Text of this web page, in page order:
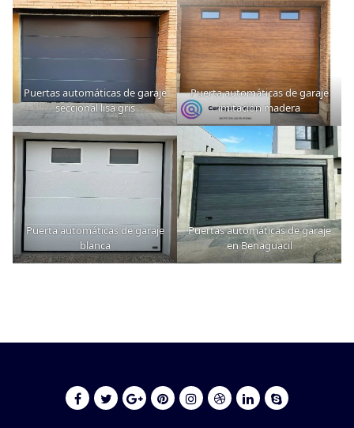
Puertas automáticas de garaje
seccional lisa gris
Puerta automáticas de garaje
imitación madera
Puerta automáticas de garaje
blanca
Puertas automáticas de garaje
en Benaguacil